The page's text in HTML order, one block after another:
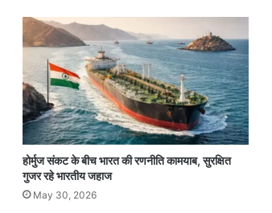
होर्मुज संकट के बीच भारत की रणनीति कामयाब, सुरक्षित
गुजर रहे भारतीय जहाज
May 30, 2026